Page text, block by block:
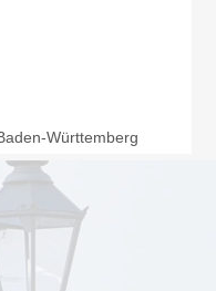
Württemberg